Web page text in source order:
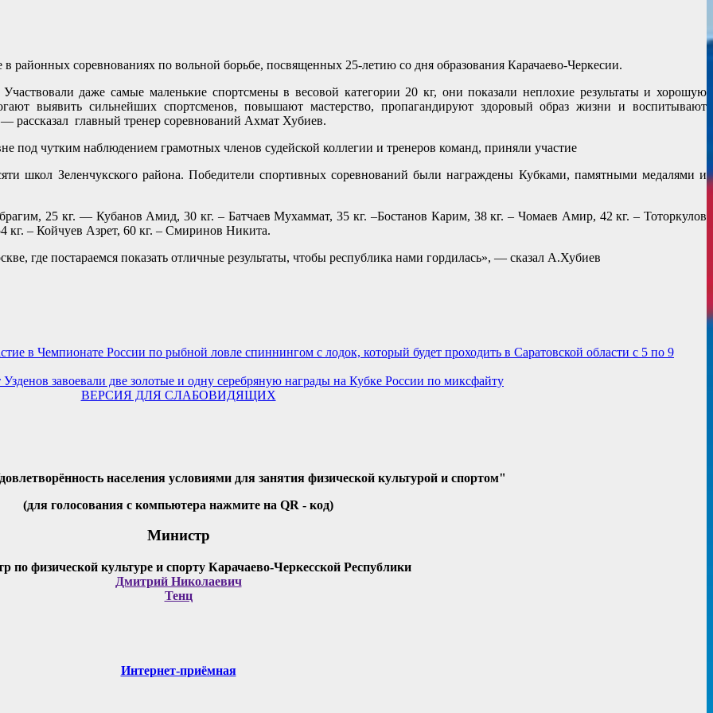
соревнованиях по вольной борьбе, посвященных 25-летию со дня образования Карачаево-Черкесии.
даже самые маленькие спортсмены в весовой категории 20 кг, они показали неплохие результаты и хорошую
выявить сильнейших спортсменов, повышают мастерство, пропагандируют здоровый образ жизни и воспитывают
рассказал главный тренер соревнований Ахмат Хубиев.
под чутким наблюдением грамотных членов судейской коллегии и тренеров команд, приняли участие
школ Зеленчукского района. Победители спортивных соревнований были награждены Кубками, памятными медалями и
25 кг. — Кубанов Амид, 30 кг. – Батчаев Мухаммат, 35 кг. –Бостанов Карим, 38 кг. – Чомаев Амир, 42 кг. – Тоторкулов
кг. – Койчуев Азрет, 60 кг. – Смиринов Никита.
где постараемся показать отличные результаты, чтобы республика нами гордилась», — сказал А.Хубиев
в Чемпионате России по рыбной ловле спиннингом с лодок, который будет проходить в Саратовской области с 5 по 9
завоевали две золотые и одну серебряную награды на Кубке России по миксфайту
ВЕРСИЯ ДЛЯ СЛАБОВИДЯЩИХ
населения условиями для занятия физической культурой и спортом"
(для голосования с компьютера нажмите на QR - код)
Министр
Дмитрий Николаевич
Тенц
Интернет-приёмная